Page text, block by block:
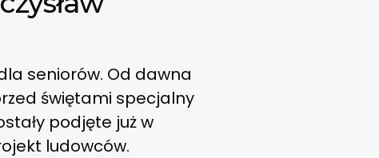
seniorów. Od dawna
świętami specjalny
podjęte już w
ludowców.